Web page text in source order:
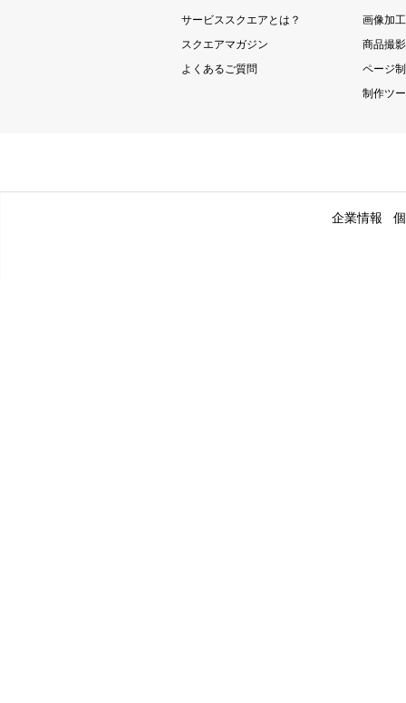
サービススクエアとは？
スクエアマガジン
よくあるご質問
画像加
商品撮影
ページ
制作ツ
企業情報